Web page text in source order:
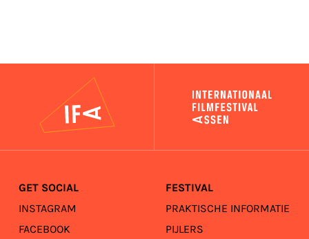
GET SOCIAL
INSTAGRAM
FACEBOOK
FESTIVAL
PRAKTISCHE INFORMATIE
PIJLERS